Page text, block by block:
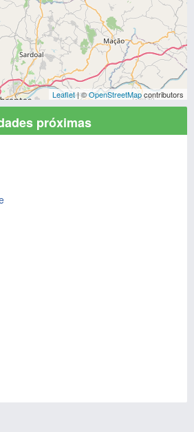
Leaflet| ©OpenStreetMapcontributors
próximas